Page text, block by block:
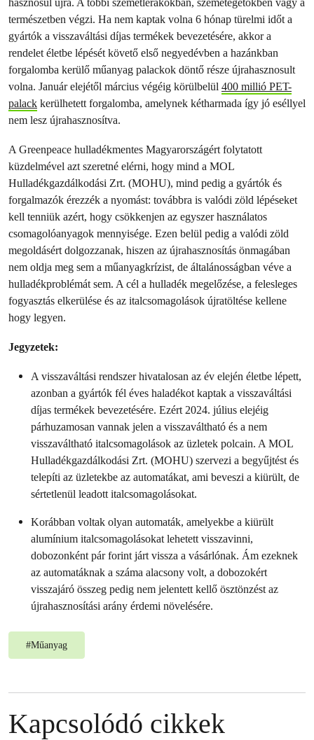
természetben végzi. Ha nem kaptak volna 6 hónap türelmi időt a
gyártók a visszaváltási díjas termékek bevezetésére, akkor a
rendelet életbe lépését követő első negyedévben a hazánkban
forgalomba kerülő műanyag palackok döntő része újrahasznosult
volna. Január elejétől március végéig körülbelül 400 millió PET-
palack kerülhetett forgalomba, amelynek kétharmada így jó eséllyel
nem lesz újrahasznosítva.
A Greenpeace hulladékmentes Magyarországért folytatott
küzdelmével azt szeretné elérni, hogy mind a MOL
Hulladékgazdálkodási Zrt. (MOHU), mind pedig a gyártók és
forgalmazók érezzék a nyomást: továbbra is valódi zöld lépéseket
kell tenniük azért, hogy csökkenjen az egyszer használatos
csomagolóanyagok mennyisége. Ezen belül pedig a valódi zöld
megoldásért dolgozzanak, hiszen az újrahasznosítás önmagában
nem oldja meg sem a műanyagkrízist, de általánosságban véve a
hulladékproblémát sem. A cél a hulladék megelőzése, a felesleges
fogyasztás elkerülése és az italcsomagolások újratöltése kellene
hogy legyen.
Jegyzetek:
A visszaváltási rendszer hivatalosan az év elején életbe lépett,
azonban a gyártók fél éves haladékot kaptak a visszaváltási
díjas termékek bevezetésére. Ezért 2024. július elejéig
párhuzamosan vannak jelen a visszaváltható és a nem
visszaváltható italcsomagolások az üzletek polcain. A MOL
Hulladékgazdálkodási Zrt. (MOHU) szervezi a begyűjtést és
telepíti az üzletekbe az automatákat, ami beveszi a kiürült, de
sértetlenül leadott italcsomagolásokat.
Korábban voltak olyan automaták, amelyekbe a kiürült
alumínium italcsomagolásokat lehetett visszavinni,
dobozonként pár forint járt vissza a vásárlónak. Ám ezeknek
az automatáknak a száma alacsony volt, a dobozokért
visszajáró összeg pedig nem jelentett kellő ösztönzést az
újrahasznosítási arány érdemi növelésére.
#Műanyag
Kapcsolódó cikkek